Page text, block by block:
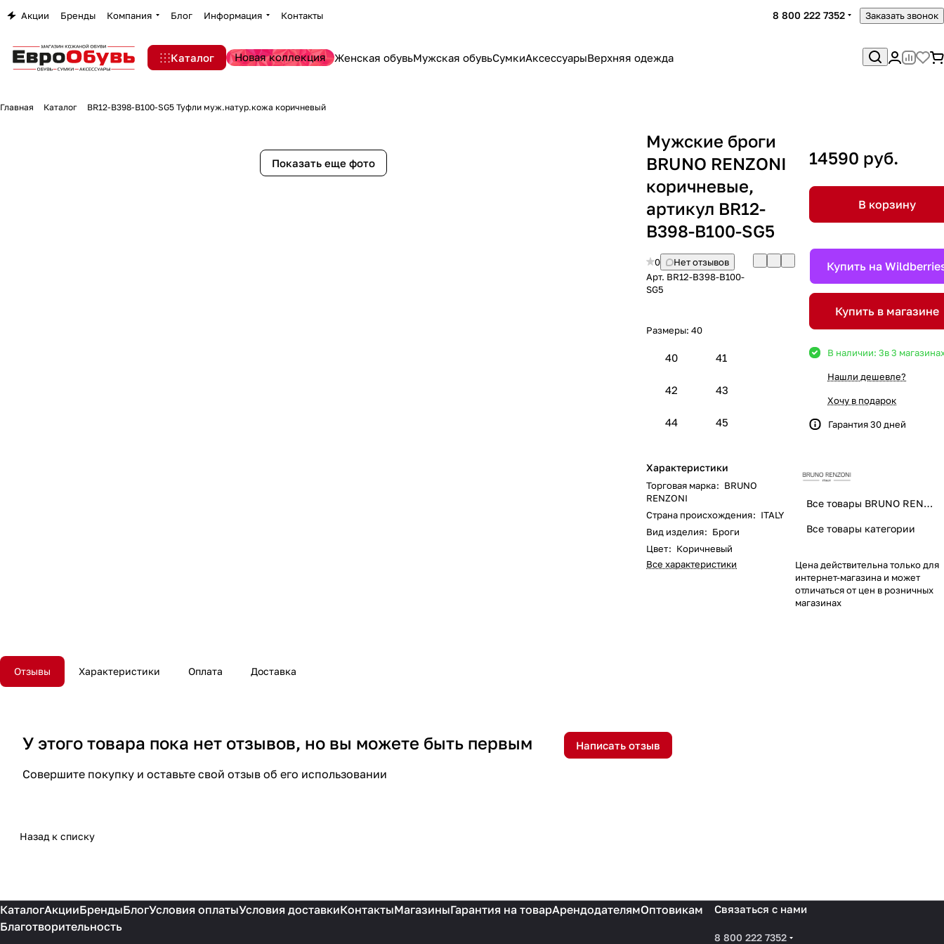
Акции Бренды Компания Блог Информация Контакты 8 800 222 7352 Заказать звонок
Каталог Новая коллекция Женская обувьМужская обувьСумкиАксессуарыВерхняя одежда
Главная Каталог BR12-B398-B100-SG5 Туфли муж.натур.кожа коричневый
Показать еще фото
Мужские броги
BRUNO RENZONI
коричневые,
артикул BR12-
B398-B100-SG5
0
Нет отзывов
Арт. BR12-B398-B100-
SG5
Размеры: 40
40 41
42 43
44 45
Характеристики
Торговая марка: BRUNO
RENZONI
Страна происхождения: ITALY
Вид изделия: Броги
Цвет: Коричневый
Все характеристики
14590 руб.
В корзину
Купить на
Купить в магазине
В наличии: 3в 3
Нашли дешевле?
Хочу в подарок
Гарантия 30 дней
Все товары BRUNO RENZONI
Все товары категории
Цена действительна только для
интернет-магазина и может
отличаться от цен в розничных
магазинах
Отзывы Характеристики Оплата Доставка
У этого товара пока нет отзывов, но вы можете быть первым
Совершите покупку и оставьте свой отзыв об его использовании
Написать отзыв
Назад к списку
КаталогАкцииБрендыБлогУсловия оплатыУсловия доставкиКонтактыМагазиныГарантия на товарАрендодателямОптовикам
Благотворительность
Связаться с нами
8 800 222 7352